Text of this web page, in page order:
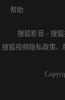
帮助
搜狐影音 - 搜
搜狐视频隐私政策、